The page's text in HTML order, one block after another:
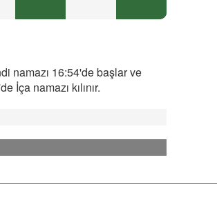
namazı 16:54'de başlar ve
namazı kılınır.